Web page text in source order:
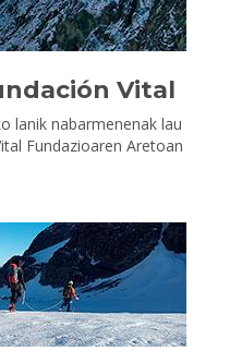
Vital
lanik nabarmenenak lau
Fundazioaren Aretoan